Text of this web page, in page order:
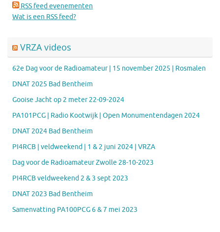
RSS feed evenementen
Wat is een RSS feed?
VRZA videos
62e Dag voor de Radioamateur | 15 november 2025 | Rosmalen
DNAT 2025 Bad Bentheim
Gooise Jacht op 2 meter 22-09-2024
PA101PCG | Radio Kootwijk | Open Monumentendagen 2024
DNAT 2024 Bad Bentheim
PI4RCB | veldweekend | 1 & 2 juni 2024 | VRZA
Dag voor de Radioamateur Zwolle 28-10-2023
PI4RCB veldweekend 2 & 3 sept 2023
DNAT 2023 Bad Bentheim
Samenvatting PA100PCG 6 & 7 mei 2023